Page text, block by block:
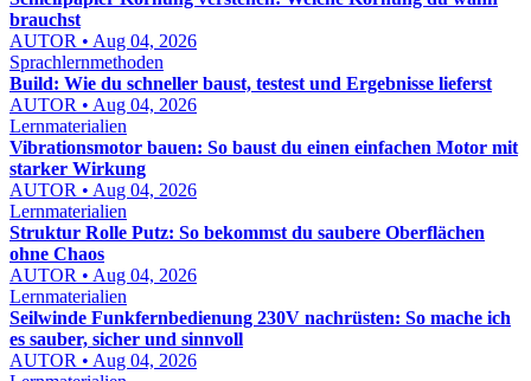
brauchst
AUTOR • Aug 04, 2026
Sprachlernmethoden
Build: Wie du schneller baust, testest und Ergebnisse lieferst
AUTOR • Aug 04, 2026
Lernmaterialien
Vibrationsmotor bauen: So baust du einen einfachen Motor mit
starker Wirkung
AUTOR • Aug 04, 2026
Lernmaterialien
Struktur Rolle Putz: So bekommst du saubere Oberflächen
ohne Chaos
AUTOR • Aug 04, 2026
Lernmaterialien
Seilwinde Funkfernbedienung 230V nachrüsten: So mache ich
es sauber, sicher und sinnvoll
AUTOR • Aug 04, 2026